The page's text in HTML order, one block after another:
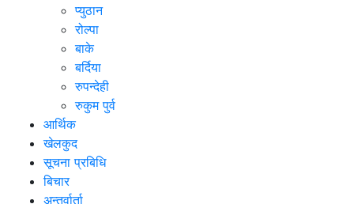
प्युठान
रोल्पा
बाके
बर्दिया
रुपन्देही
रुकुम पुर्व
आर्थिक
खेलकुद
सूचना प्रबिधि
बिचार
अन्तर्वार्ता